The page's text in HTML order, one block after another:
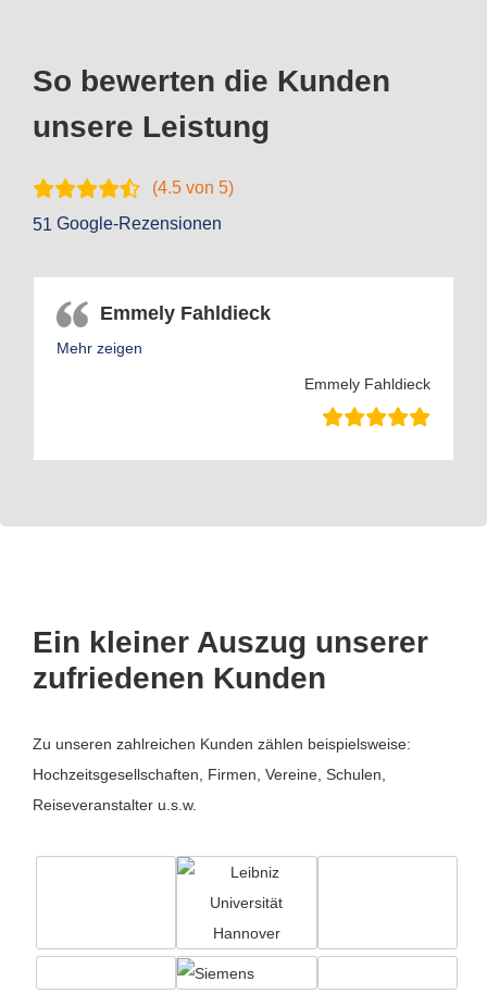
So bewerten die Kunden
unsere Leistung
(4.5 von 5)
51 Google-Rezensionen
Emmely Fahldieck
Mehr zeigen
Emmely Fahldieck
Ein kleiner Auszug unserer
zufriedenen Kunden
Zu unseren zahlreichen Kunden zählen beispielsweise:
Hochzeitsgesellschaften, Firmen, Vereine, Schulen,
Reiseveranstalter u.s.w.